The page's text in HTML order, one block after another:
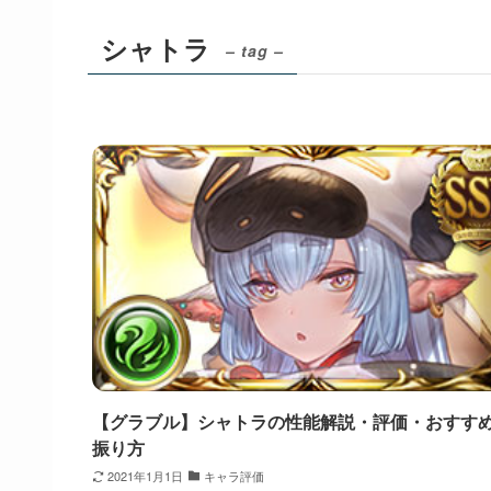
シャトラ – tag –
【グラブル】シャトラの性能解説・評価・おすす
振り方
2021年1月1日 キャラ評価